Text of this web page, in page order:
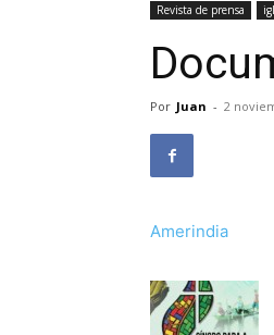
Revista de prensa
Por Juan - 2
Amerindia